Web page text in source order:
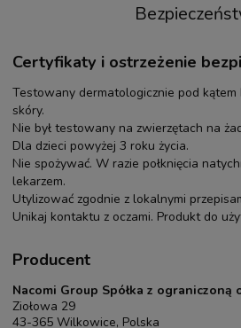
Certyfikaty i ostrzeżenie
Testowany dermatologicznie pod
skóry.
Nie był testowany na zwierzętach na
Dla dzieci powyżej 3 roku życia.
Nie spożywać. W razie połknięcia
lekarzem.
Utylizować zgodnie z lokalnymi
Unikaj kontaktu z oczami. Produkt do
Producent
Nacomi Group Spółka z
Ziołowa 29
43-365 Wilkowice, Polska